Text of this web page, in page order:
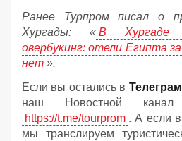
Ранее Турпром писал о
Хургады: « В Хургаде
овербукинг: отели Египта
нет ».
Если вы остались в
наш Новостной
https://t.me/tourprom . А если
мы транслируем